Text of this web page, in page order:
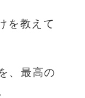
を教えて
、最高の